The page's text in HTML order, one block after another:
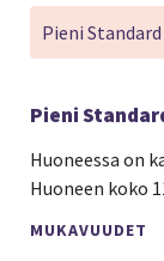
Pieni
Pieni
Huoneessa on
Huoneen koko
MUKAVUUDET